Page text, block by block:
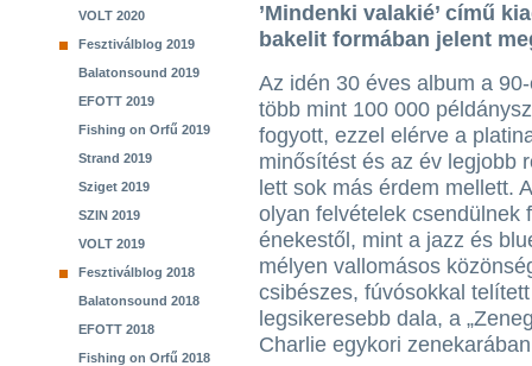
VOLT 2020
Fesztiválblog 2019
Balatonsound 2019
EFOTT 2019
Fishing on Orfű 2019
Strand 2019
Sziget 2019
SZIN 2019
VOLT 2019
Fesztiválblog 2018
Balatonsound 2018
EFOTT 2018
Fishing on Orfű 2018
’Mindenki valakié’ című
bakelit formában jelent
Az idén 30 éves album a
több mint 100 000
fogyott, ezzel elérve a
minősítést és az év legjobb
lett sok más érdem mellett.
olyan felvételek csendülnek
énekestől, mint a jazz és
mélyen vallomásos
csibészes, fúvósokkal
legsikeresebb dala, a
Charlie egykori